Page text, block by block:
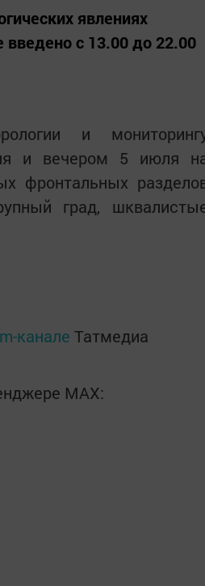
явлениях
с 13.00 до 22.00
и
и вечером 5 июля
фронтальных
град,
канале Татмедиа
MАХ: